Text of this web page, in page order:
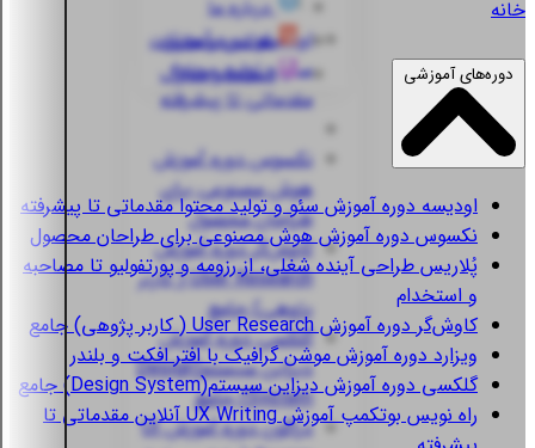
اودیسهدوره آموزش
سئو و تولید محتوا
مقدماتی تا پیشرفته
نکسوسدوره آموزش
هوش مصنوعی برای
طراحان محصول
کاوش‌گردوره آموزش
User Research ( کاربر
پژوهی) جامع
گلکسیدوره آموزش
دیزاین سیستم(Design
System) جامع
دراگون
دوره آموزش UI
درباره ما
قوانین و مقررات
استعلام مدارک
خانه
دوره‌های آموزشی
اودیسهدوره آموزش سئو و تولید محتوا مقدماتی تا پیشرفته
نکسوسدوره آموزش هوش مصنوعی برای طراحان محصول
پُلاریسطراحی آینده شغلی، از رزومه و پورتفولیو تا مصاحبه
و استخدام
کاوش‌گردوره آموزش User Research ( کاربر پژوهی) جامع
ویزارددوره آموزش موشن گرافیک با افتر افکت و بلندر
گلکسیدوره آموزش دیزاین سیستم(Design System) جامع
راه نویس
بوتکمپ آموزش UX Writing آنلاین مقدماتی تا